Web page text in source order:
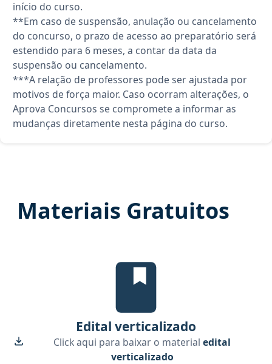
início do curso.
**Em caso de suspensão, anulação ou cancelamento
do concurso, o prazo de acesso ao preparatório será
estendido para 6 meses, a contar da data da
suspensão ou cancelamento.
***A relação de professores pode ser ajustada por
motivos de força maior. Caso ocorram alterações, o
Aprova Concursos se compromete a informar as
mudanças diretamente nesta página do curso.
Materiais Gratuitos
Edital Verticalizado, material
Edital verticalizado
Click aqui para baixar o materialedital
verticalizado